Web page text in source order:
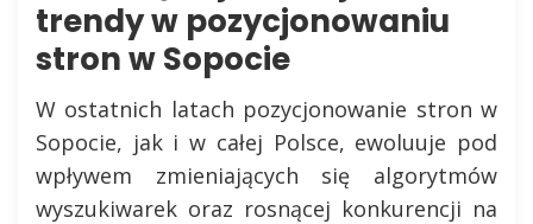
trendy w pozycjonowaniu
stron w Sopocie
W ostatnich latach pozycjonowanie stron w
Sopocie, jak i w całej Polsce, ewoluuje pod
wpływem zmieniających się algorytmów
wyszukiwarek oraz rosnącej konkurencji na